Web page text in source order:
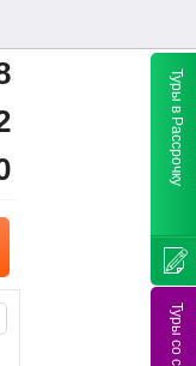
Туры в Рассрочку